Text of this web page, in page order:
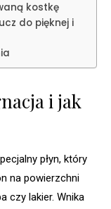
kostkę
do pięknej i
i jak
płyn, który
na powierzchni
czy lakier. Wnika